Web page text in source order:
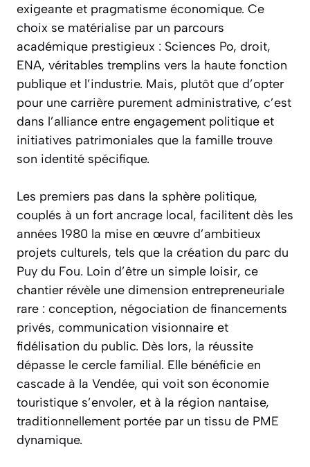
exigeante et pragmatisme économique. Ce
choix se matérialise par un parcours
académique prestigieux : Sciences Po, droit,
ENA, véritables tremplins vers la haute fonction
publique et l’industrie. Mais, plutôt que d’opter
pour une carrière purement administrative, c’est
dans l’alliance entre engagement politique et
initiatives patrimoniales que la famille trouve
son identité spécifique.
Les premiers pas dans la sphère politique,
couplés à un fort ancrage local, facilitent dès les
années 1980 la mise en œuvre d’ambitieux
projets culturels, tels que la création du parc du
Puy du Fou. Loin d’être un simple loisir, ce
chantier révèle une dimension entrepreneuriale
rare : conception, négociation de financements
privés, communication visionnaire et
fidélisation du public. Dès lors, la réussite
dépasse le cercle familial. Elle bénéficie en
cascade à la Vendée, qui voit son économie
touristique s’envoler, et à la région nantaise,
traditionnellement portée par un tissu de PME
dynamique.